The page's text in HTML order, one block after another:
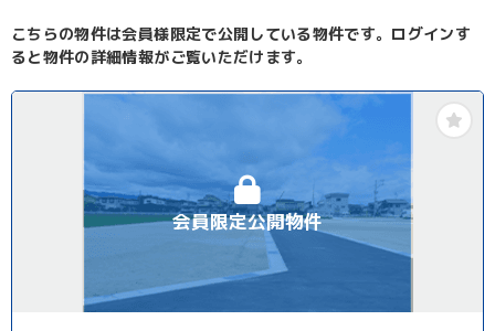
こちらの物件は会員様限定で公開している物件です。ログインす
ると物件の詳細情報がご覧いただけます。
会員限定公開物件